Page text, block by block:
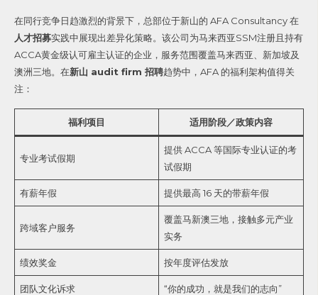
在同行竞争日趋激烈的背景下，总部位于新山的 AFA Consultancy 在
人才招募实践中展现出差异化策略。该公司为马来西亚SSM注册且持有
ACCA黄金级认可雇主认证的企业，服务范围覆盖马来西亚、新加坡及
澳洲三地。在新山 audit firm 招聘趋势中，AFA 的福利架构值得关
注：
福利项目 适用阶段／政策内容
专业考试假期
提供 ACCA 等国际专业认证的考
试假期
有薪年假 提供最高 16 天的带薪年假
跨域客户服务
覆盖马新澳三地，接触多元产业
实务
绩效奖金 按年度评估发放
团队文化诉求 “你的成功，就是我们的志向”